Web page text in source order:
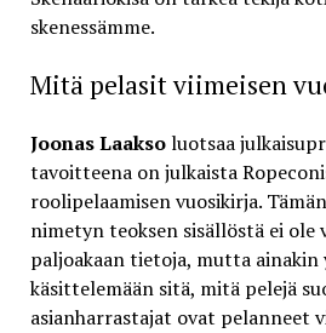
skenessämme.
Mitä pelasit viimeisen
Joonas Laaksoluotsaa
tavoitteena on julkaista
roolipelaamisen vuosikirja.
nimetyn teoksen sisällöstä ei ole
paljoakaan tietoja, mutta
käsittelemään sitä, mitä pelejä
asianharrastajat ovat pelanneet